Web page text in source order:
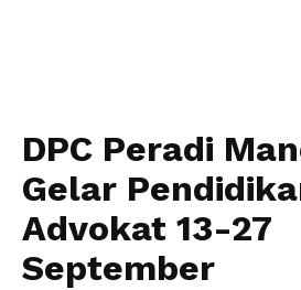
DPC Peradi
Gelar
Advokat 13-27
September